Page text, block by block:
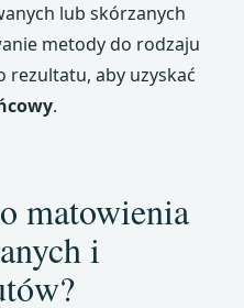
lub skórzanych
metody do rodzaju
rezultatu, aby uzyskać
.
matowienia
i